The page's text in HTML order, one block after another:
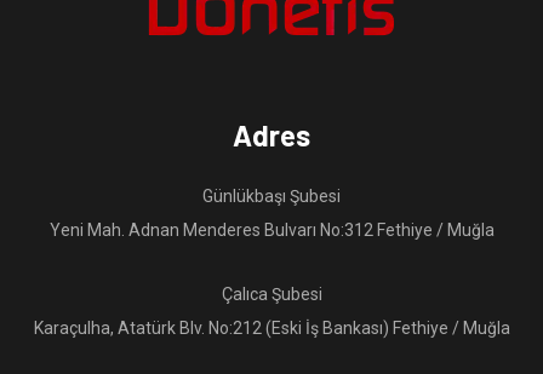
Adres
Günlükbaşı Şubesi
Yeni Mah. Adnan Menderes Bulvarı No:312 Fethiye / Muğla
Çalıca Şubesi
Karaçulha, Atatürk Blv. No:212 (Eski İş Bankası) Fethiye / Muğla